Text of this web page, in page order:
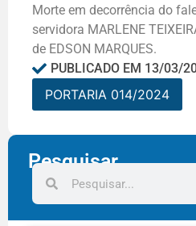
Morte em decorrência do
servidora MARLENE
de EDSON MARQUES.
PUBLICADO EM 13/03/
PORTARIA 014/2024
Pesquisar